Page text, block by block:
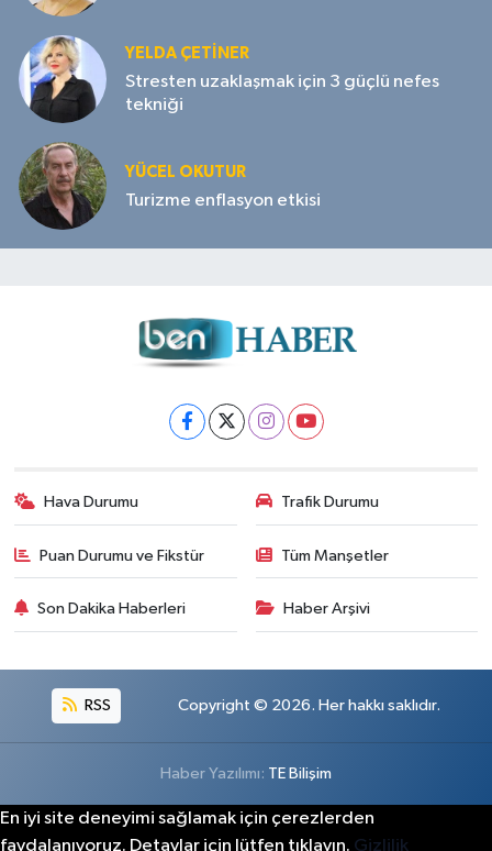
YELDA ÇETİNER
Stresten uzaklaşmak için 3 güçlü nefes
tekniği
YÜCEL OKUTUR
Turizme enflasyon etkisi
Hava Durumu Trafik Durumu
Puan Durumu ve Fikstür Tüm Manşetler
Son Dakika Haberleri Haber Arşivi
RSS Copyright © 2026. Her hakkı saklıdır.
Haber Yazılımı: TE Bilişim
En iyi site deneyimi sağlamak için çerezlerden
faydalanıyoruz. Detaylar için lütfen tıklayın. Gizlilik